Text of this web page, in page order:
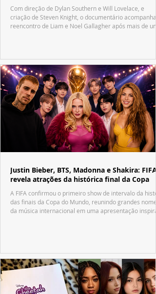
Com direção de Dylan Southern e Will Lovelace, e
criação de Steven Knight, o documentário acompanha
reencontro de Liam e Noel Gallagher após mais de
Justin Bieber, BTS, Madonna e Shakira: FIFA
revela atrações da histórica final da Copa
A FIFA confirmou o primeiro show de intervalo da
das finais da Copa do Mundo, reunindo grandes nomes
da música internacional em uma apresentação